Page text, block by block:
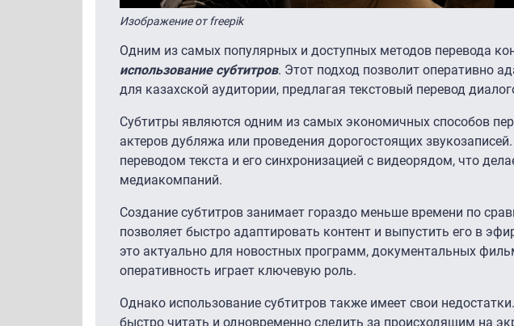
Изображение от freepik
Одним из самых популярных и доступных методов перевода
использование субтитров. Этот подход позволит оперативно
для казахской аудитории, предлагая текстовый перевод
Субтитры являются одним из самых экономичных способов
актеров дубляжа или проведения дорогостоящих
переводом текста и его синхронизацией с видеорядом, что
медиакомпаний.
Создание субтитров занимает гораздо меньше времени по
позволяет быстро адаптировать контент и выпустить его в
это актуально для новостных программ, документальных
оперативность играет ключевую роль.
Однако использование субтитров также имеет свои
быстро читать и одновременно следить за происходящим на